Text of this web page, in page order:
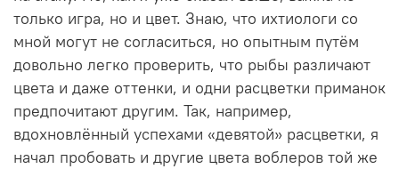
только игра, но и цвет. Знаю, что ихтиологи со
мной могут не согласиться, но опытным путём
довольно легко проверить, что рыбы различают
цвета и даже оттенки, и одни расцветки приманок
предпочитают другим. Так, например,
вдохновлённый успехами «девятой» расцветки, я
начал пробовать и другие цвета воблеров той же